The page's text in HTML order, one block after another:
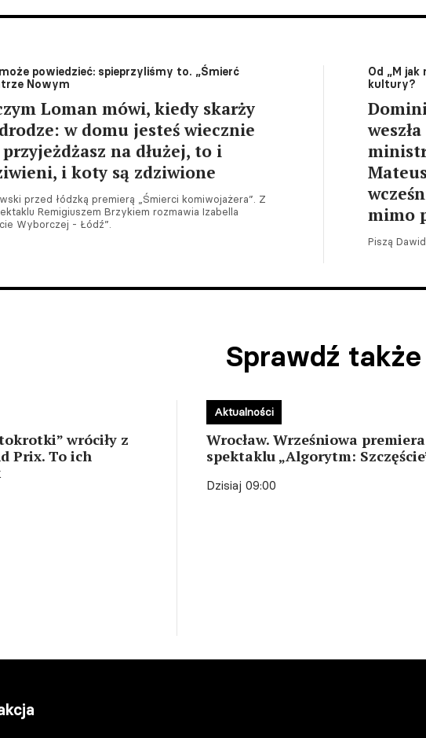
powiedzieć: spieprzyliśmy to. „Śmierć
Nowym
Loman mówi, kiedy skarży
w domu jesteś wiecznie
na dłużej, to i
i koty są zdziwione
przed łódzką premierą „Śmierci komiwojażera”. Z
Remigiuszem Brzykiem rozmawia Izabella
Wyborczej - Łódź”.
Od „M
kultury?
mimo
Piszą
Sprawdź także
wróciły z
Prix. To ich
Wrocław. Wrześniowa premiera
spektaklu „Algorytm:
Dzisiaj 09:00
Aktualności